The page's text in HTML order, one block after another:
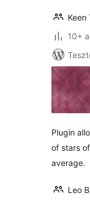
Keen
10+
Plugin
of stars
average.
Leo